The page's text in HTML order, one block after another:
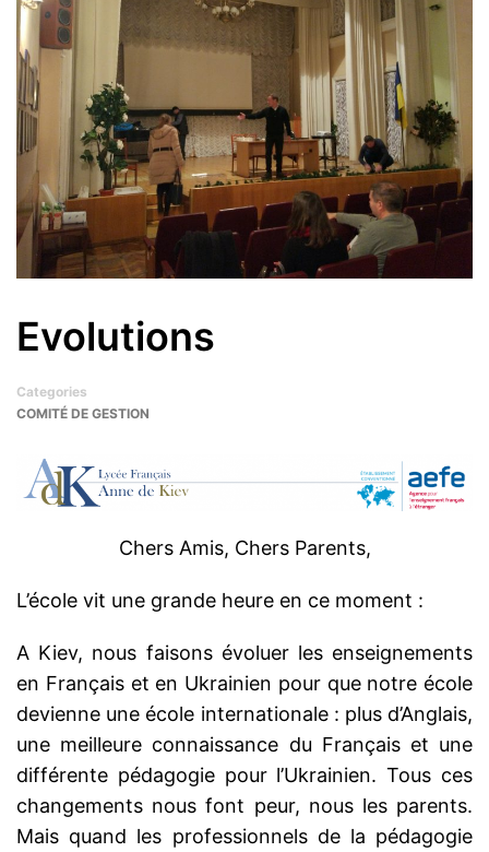
Evolutions
Categories
COMITÉ DE GESTION
Chers Amis, Chers Parents,
L’école vit une grande heure en ce moment :
A Kiev, nous faisons évoluer les enseignements
en Français et en Ukrainien pour que notre école
devienne une école internationale : plus d’Anglais,
une meilleure connaissance du Français et une
différente pédagogie pour l’Ukrainien. Tous ces
changements nous font peur, nous les parents.
Mais quand les professionnels de la pédagogie